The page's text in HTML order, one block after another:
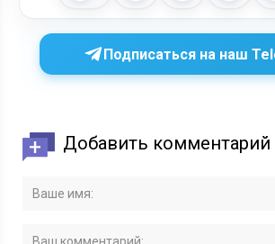
Подписаться на наш
Добавить комментарий